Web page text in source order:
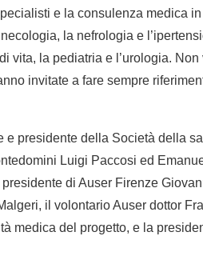
e la consulenza medica
la nefrologia e
vita, la pediatria e l’urologia.
invitate a fare sempre
e presidente della Società della
Luigi Paccosi ed
di Auser Firenze
il volontario Auser dottor
medica del progetto, e la